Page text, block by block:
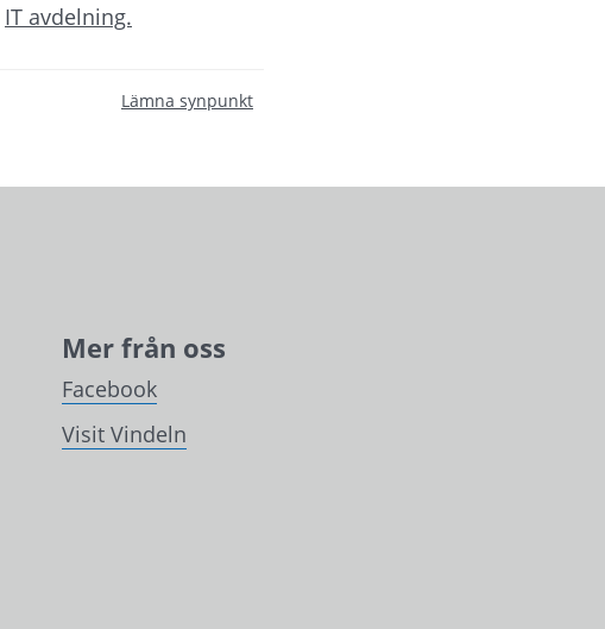
IT avdelning.
Lämna synpunkt
Mer från oss
Facebook
Visit Vindeln